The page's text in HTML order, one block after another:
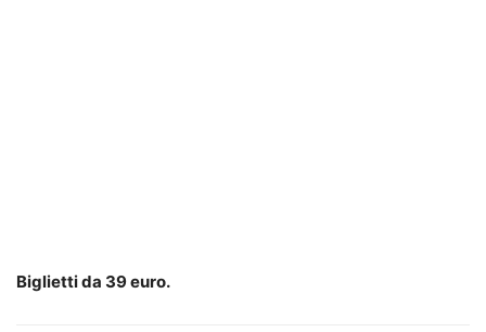
Biglietti da 39 euro.